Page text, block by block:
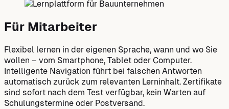
Für Mitarbeiter
Flexibel lernen in der eigenen Sprache, wann und wo Sie
wollen – vom Smartphone, Tablet oder Computer.
Intelligente Navigation führt bei falschen Antworten
automatisch zurück zum relevanten Lerninhalt. Zertifikate
sind sofort nach dem Test verfügbar, kein Warten auf
Schulungstermine oder Postversand.